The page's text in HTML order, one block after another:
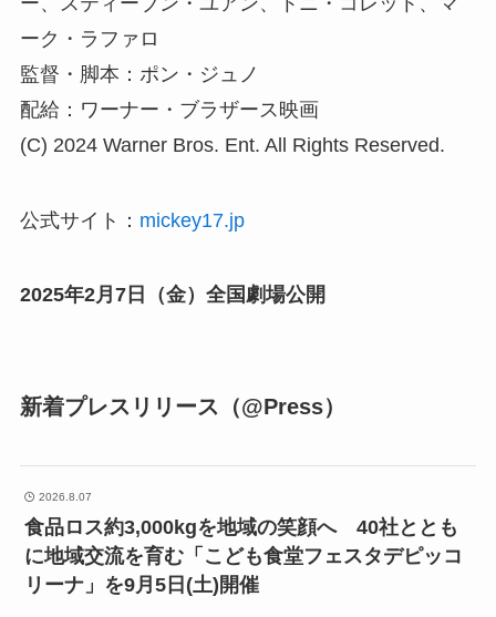
ーク・ラファロ
監督・脚本：ポン・ジュノ
配給：ワーナー・ブラザース映画
(C) 2024 Warner Bros. Ent. All Rights Reserved.
公式サイト： mickey17.jp
2025年2月7日（金）全国劇場公開
新着プレスリリース（@Press）
2026.8.07
食品ロス約3,000kgを地域の笑顔へ 40社ととも
に地域交流を育む「こども食堂フェスタデピッコ
リーナ」を9月5日(土)開催